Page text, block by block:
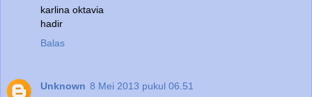
karlina oktavia
hadir
Balas
Unknown 8 Mei 2013 pukul 06.51